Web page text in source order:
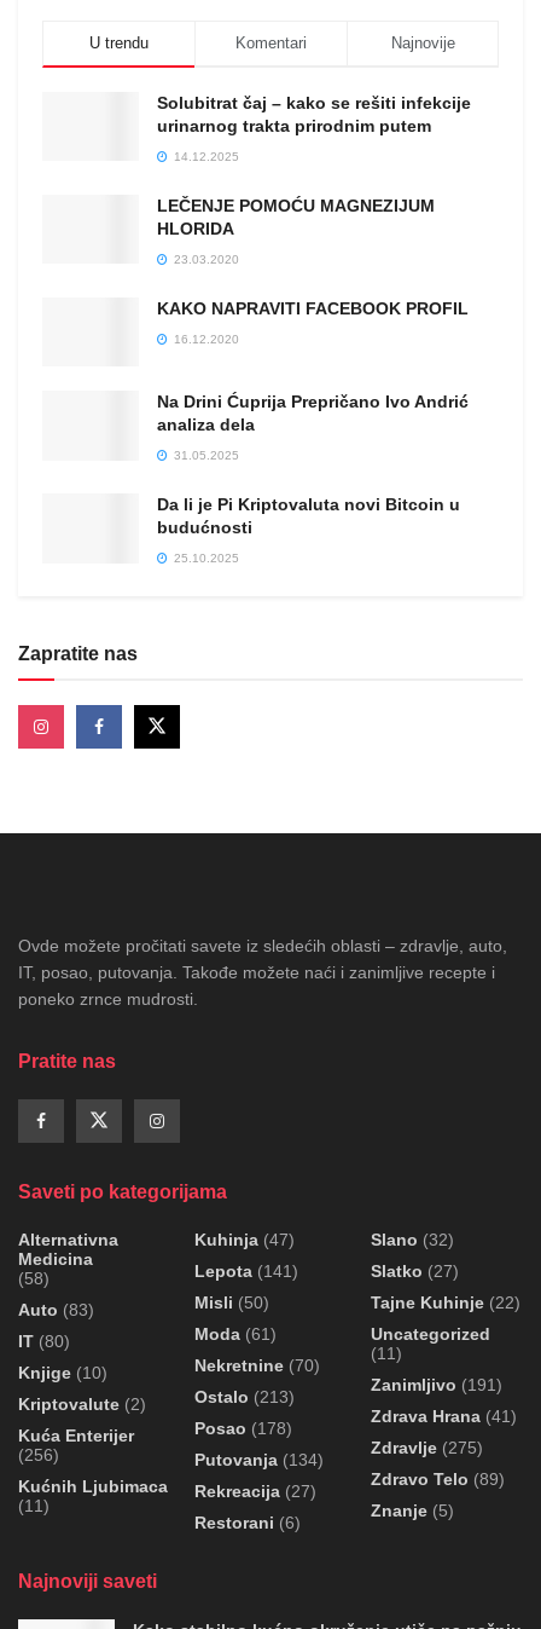
U trendu Komentari Najnovije
Solubitrat čaj – kako se rešiti infekcije
urinarnog trakta prirodnim putem
14.12.2025
LEČENJE POMOĆU MAGNEZIJUM
HLORIDA
23.03.2020
KAKO NAPRAVITI FACEBOOK PROFIL
16.12.2020
Na Drini Ćuprija Prepričano Ivo Andrić
analiza dela
31.05.2025
Da li je Pi Kriptovaluta novi Bitcoin u
budućnosti
25.10.2025
Zapratite nas
Ovde možete pročitati savete iz sledećih oblasti – zdravlje, auto,
IT, posao, putovanja. Takođe možete naći i zanimljive recepte i
poneko zrnce mudrosti.
Pratite nas
Saveti po kategorijama
Alternativna
Medicina
(58)
Auto (83)
IT (80)
Knjige (10)
Kriptovalute (2)
Kuća Enterijer
(256)
Kućnih Ljubimaca
(11)
Kuhinja (47)
Lepota (141)
Misli (50)
Moda (61)
Nekretnine (70)
Ostalo (213)
Posao (178)
Putovanja (134)
Rekreacija (27)
Restorani (6)
Slano (32)
Slatko (27)
Tajne Kuhinje (22)
Uncategorized
(11)
Zanimljivo (191)
Zdrava Hrana (41)
Zdravlje (275)
Zdravo Telo (89)
Znanje (5)
Najnoviji saveti